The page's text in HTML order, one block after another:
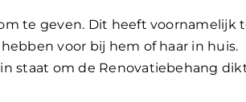
te geven. Dit heeft voornamelijk
voor bij hem of haar in huis.
staat om de Renovatiebehang